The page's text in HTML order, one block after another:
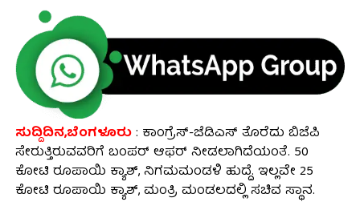
ಸುದ್ದಿದಿನ,ಬೆಂಗಳೂರು: ಕಾಂಗ್ರೆಸ್-ಜೆಡಿಎಸ್ ತೊರೆದು ಬಿಜೆಪಿ
ಸೇರುತ್ತಿರುವವರಿಗೆ ಬಂಪರ್​​ ಆಫರ್ ನೀಡಲಾಗಿದೆಯಂತೆ. 50
ಕೋಟಿ ರೂಪಾಯಿ ಕ್ಯಾಶ್​, ನಿಗಮಮಂಡಳಿ ಹುದ್ದೆ. ಇಲ್ಲವೇ 25
ಕೋಟಿ ರೂಪಾಯಿ ಕ್ಯಾಶ್​, ಮಂತ್ರಿ ಮಂಡಲದಲ್ಲಿ ಸಚಿವ ಸ್ಥಾನ.